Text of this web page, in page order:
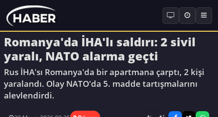
Romanya'da İHA'lı saldırı: 2 sivil
yaralı, NATO alarma geçti
Rus İHA'sı Romanya'da bir apartmana çarptı, 2 kişi
yaralandı. Olay NATO'da 5. madde tartışmalarını
alevlendirdi.
- +